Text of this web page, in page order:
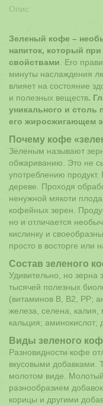
Опис
Зеленый кофе –
напиток, который
свойствами . Его
минуты наслаждения
влияет на состояние
и полезных веществ.
уникального и столь
его жиросжигающем
Почему кофе
Зеленым называют
обжариванию. Это не
употреблению
дереве. Проходя
ненужной мякоти
кофейных зерен.
но и отличается
кислинку и
просто в восторге или
Состав зеленого
Удивительно, но зерна
тысячей полезных
(витаминов В, В2, РР;
железа, селена,
кальция; аминокислот;
Виды зеленого
Разновидности кофе
вкусовыми добавками.
молотом виде.
разнообразием
корицы и другими